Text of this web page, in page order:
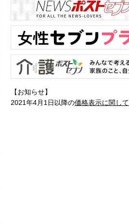
【お知らせ】
2021年4月1日以降の価格表示に関して